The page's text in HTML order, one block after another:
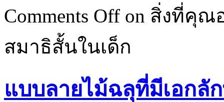
Comments Off on สิ่งที่คุณ
สมาธิสั้นในเด็ก
แบบลายไม้ฉลุที่มีเอกลั